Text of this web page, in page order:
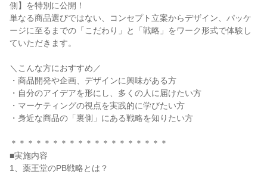
側】を特別に公開！
単なる商品選びではない、コンセプト立案からデザイン、パッケ
ージに至るまでの「こだわり」と「戦略」をワーク形式で体験し
ていただきます。
＼こんな方におすすめ／
・商品開発や企画、デザインに興味がある方
・自分のアイデアを形にし、多くの人に届けたい方
・マーケティングの視点を実践的に学びたい方
・身近な商品の「裏側」にある戦略を知りたい方
＊＊＊＊＊＊＊＊＊＊＊＊＊＊＊＊＊＊＊
■実施内容
1、薬王堂のPB戦略とは？